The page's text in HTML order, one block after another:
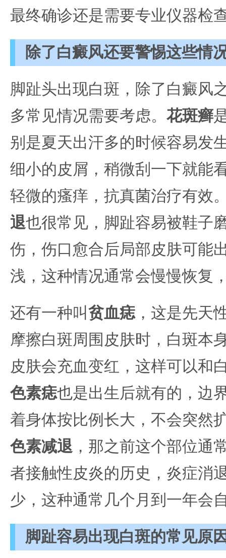
最终确诊还是需要专业仪器检
除了白癜风还要警惕这些情
脚趾头出现白斑，除了白癜风
多常见情况需要考虑。 花斑癣
别是夏天出汗多的时候容易发
细小的皮屑，稍微刮一下就能
轻微的瘙痒，抗真菌治疗有效
退也很常见，脚趾容易被鞋子
伤，伤口愈合后局部皮肤可能
浅，这种情况通常会慢慢恢复
还有一种叫 贫血痣，这是先天
摩擦白斑周围皮肤时，白斑本
皮肤会充血变红，这样可以和
色素痣也是出生后就有的，边
着身体按比例长大，不会突然
色素减退，那之前这个部位通
者接触性皮炎的历史，炎症消
少，这种通常几个月到一年会
脚趾容易出现白斑的常见原